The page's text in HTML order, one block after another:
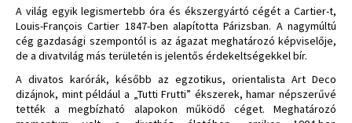
A világ egyik legismertebb óra és ékszergyártó cégét a Cartier-t,
Louis-François Cartier 1847-ben alapította Párizsban. A nagymúltú
cég gazdasági szempontól is az ágazat meghatározó képviselője,
de a divatvilág más területén is jelentős érdekeltségekkel bír.
A divatos karórák, később az egzotikus, orientalista Art Deco
dizájnok, mint például a „Tutti Frutti” ékszerek, hamar népszerűvé
tették a megbízható alapokon működő céget. Meghatározó